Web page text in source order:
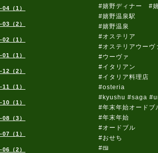
#嬉野ディナー #
#嬉野温泉駅
#嬉野温泉
#オステリア
#オステリアウー
#ウーヴァ
#イタリアン
#イタリア料理店
#osteria
#kyushu #saga
#年末年始オードブ
#年末年始
#オードブル
#おせち
#🍱
（1）
（2）
（1）
（1）
（2）
（1）
（1）
（3）
（1）
（2）